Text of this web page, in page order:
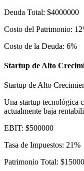
Deuda Total: $4000000
Costo del Patrimonio: 12
Costo de la Deuda: 6%
Startup de Alto
Startup de Alto
Una startup tecnológica
actualmente baja
EBIT: $500000
Tasa de Impuestos: 21%
Patrimonio Total: $